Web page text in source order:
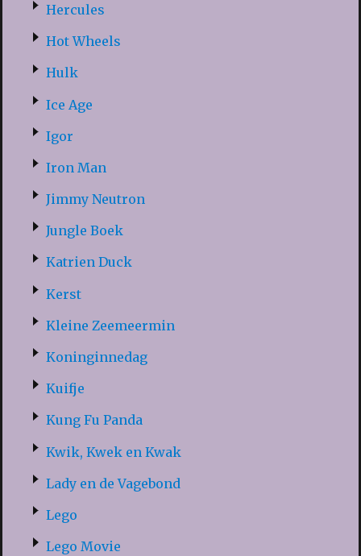
Hercules
Hot Wheels
Hulk
Ice Age
Igor
Iron Man
Jimmy Neutron
Jungle Boek
Katrien Duck
Kerst
Kleine Zeemeermin
Koninginnedag
Kuifje
Kung Fu Panda
Kwik, Kwek en Kwak
Lady en de Vagebond
Lego
Lego Movie